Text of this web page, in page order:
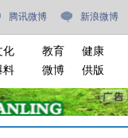
腾讯微博 新浪微博
化
料
教育
健康
微博
供版